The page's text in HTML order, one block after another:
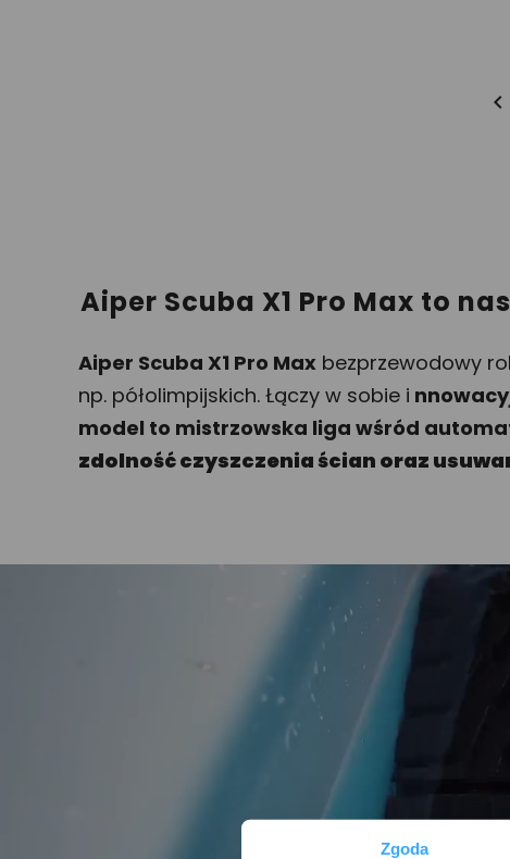
Zgoda

Aiper Scuba X1 Pro Max to
Aiper Scuba X1 Pro Max bezprzewodowy
np. półolimpijskich. Łączy w sobie i
model to mistrzowska liga wśród
zdolność czyszczenia ścian oraz